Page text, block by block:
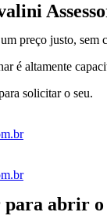
preço justo, sem
é altamente
solicitar o seu.
para abrir